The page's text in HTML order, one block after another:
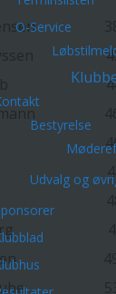
O-Service
Bestyrelse
Udvalg og
Thyssen
Holm
Straube